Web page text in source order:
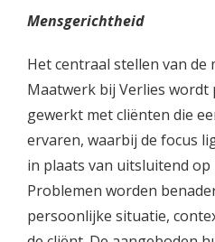
Mensgerichtheid
Het centraal stellen van de
Maatwerk bij Verlies
gewerkt met cliënten die
ervaren, waarbij de focus
in plaats van uitsluitend
Problemen worden
persoonlijke situatie,